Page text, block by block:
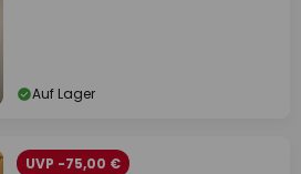
Auf Lager
UVP -75,00 €